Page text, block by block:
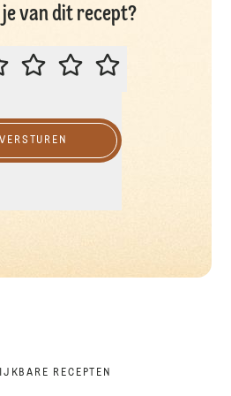
van dit recept?
BEOORDEEL DIT RECEPT
VERSTUREN
RECEPTEN